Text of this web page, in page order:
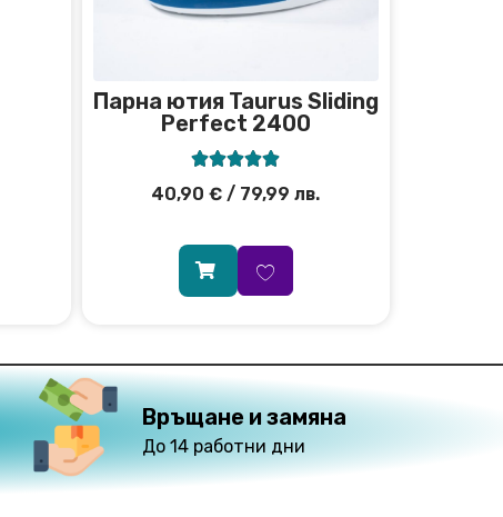
Парна ютия Taurus Sliding
Perfect 2400

40,90€ / 79,99 лв.
Връщане и замяна
До 14 работни дни